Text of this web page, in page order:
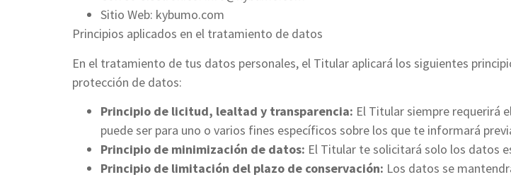
Sitio Web: kybumo.com
Principios aplicados en el tratamiento de datos
En el tratamiento de tus datos personales, el Titular aplicará los siguientes
protección de datos:
Principio de licitud, lealtad y transparencia: El Titular siempre requerirá
puede ser para uno o varios fines específicos sobre los que te informará
Principio de minimización de datos: El Titular te solicitará solo los datos
Principio de limitación del plazo de conservación: Los datos se